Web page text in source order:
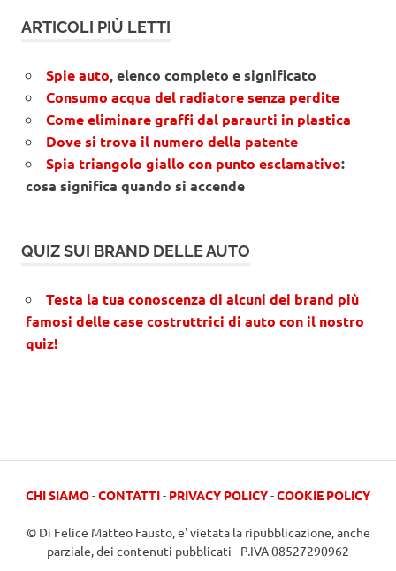
ARTICOLI PIÙ LETTI
Spie auto, elenco completo e significato
Consumo acqua del radiatore senza perdite
Come eliminare graffi dal paraurti in plastica
Dove si trova il numero della patente
Spia triangolo giallo con punto esclamativo:
cosa significa quando si accende
QUIZ SUI BRAND DELLE AUTO
Testa la tua conoscenza di alcuni dei brand più
famosi delle case costruttrici di auto con il nostro
quiz!
CHI SIAMO-CONTATTI- PRIVACY POLICY-COOKIE POLICY
© Di Felice Matteo Fausto, e' vietata la ripubblicazione, anche
parziale, dei contenuti pubblicati - P.IVA 08527290962